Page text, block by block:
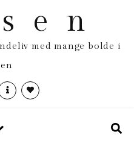
med mange bolde i